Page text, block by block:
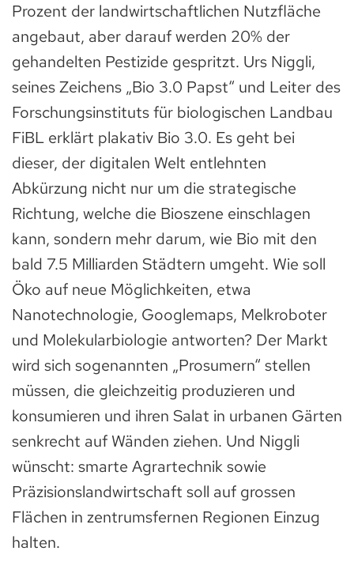
Prozent der landwirtschaftlichen Nutzfläche
angebaut, aber darauf werden 20% der
gehandelten Pestizide gespritzt. Urs Niggli,
seines Zeichens „Bio 3.0 Papst“ und Leiter des
Forschungsinstituts für biologischen Landbau
FiBL erklärt plakativ Bio 3.0. Es geht bei
dieser, der digitalen Welt entlehnten
Abkürzung nicht nur um die strategische
Richtung, welche die Bioszene einschlagen
kann, sondern mehr darum, wie Bio mit den
bald 7.5 Milliarden Städtern umgeht. Wie soll
Öko auf neue Möglichkeiten, etwa
Nanotechnologie, Googlemaps, Melkroboter
und Molekularbiologie antworten? Der Markt
wird sich sogenannten „Prosumern“ stellen
müssen, die gleichzeitig produzieren und
konsumieren und ihren Salat in urbanen Gärten
senkrecht auf Wänden ziehen. Und Niggli
wünscht: smarte Agrartechnik sowie
Präzisionslandwirtschaft soll auf grossen
Flächen in zentrumsfernen Regionen Einzug
halten.